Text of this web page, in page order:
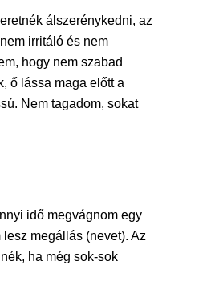
álszerénykedni, az
irritáló és nem
hogy nem szabad
ő lássa maga előtt a
Nem tagadom, sokat
idő megvágnom egy
megállás (nevet). Az
ha még sok-sok